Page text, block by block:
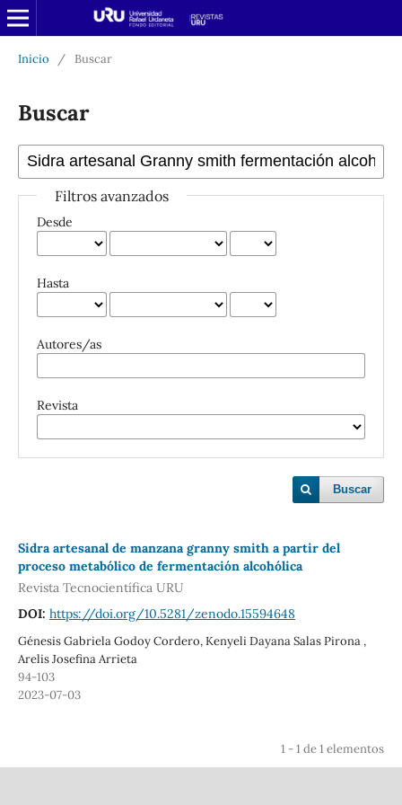
Inicio / Buscar
Buscar
Filtros avanzados
Desde
Hasta
Autores/as
Revista
Buscar
Sidra artesanal de manzana granny smith a partir del
proceso metabólico de fermentación alcohólica
Revista Tecnocientífica URU
DOI: https://doi.org/10.5281/zenodo.15594648
Génesis Gabriela Godoy Cordero, Kenyeli Dayana Salas Pirona ,
Arelis Josefina Arrieta
94-103
2023-07-03
1 - 1 de 1 elementos